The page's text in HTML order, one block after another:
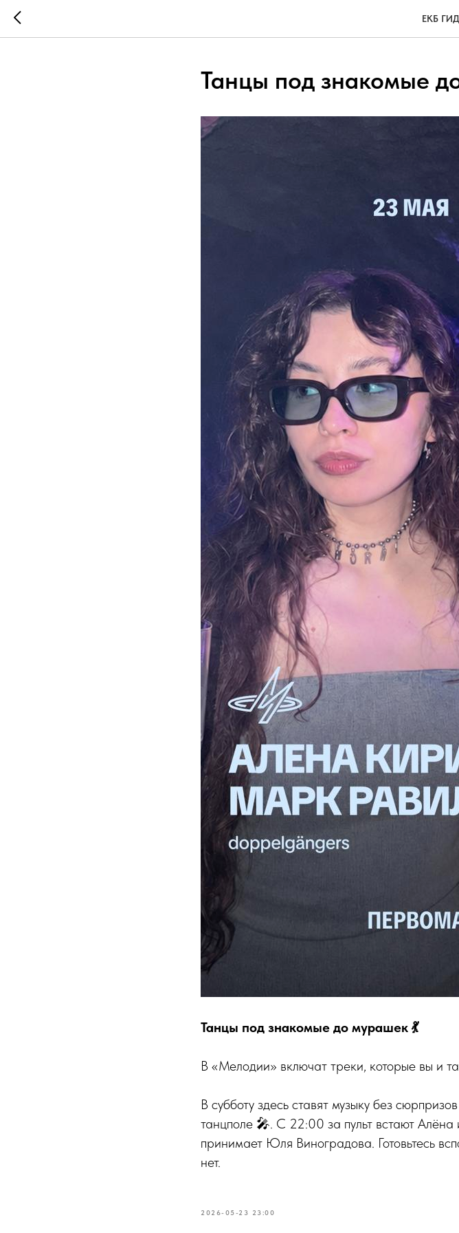
ЕКБ
Танцы под знакомые
Танцы под знакомые до мурашек 💃
В «Мелодии» включат треки, которые вы и
В субботу здесь ставят музыку без
танцполе 🎤. С 22:00 за пульт встают
принимает Юля Виноградова. Готовьтесь
нет.
2026-05-23 23:00